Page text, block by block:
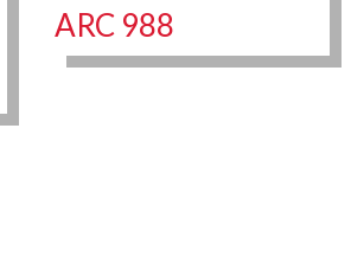
ARC 988